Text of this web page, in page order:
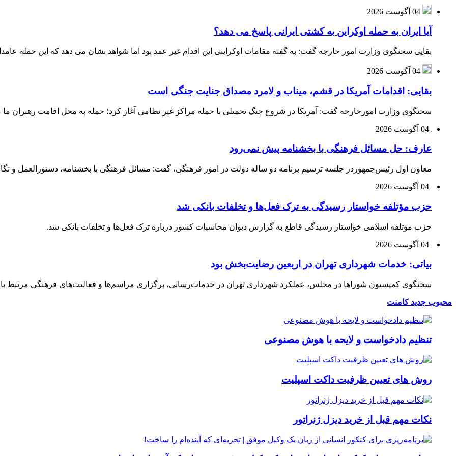
04 آگوست 2026
آیا ایران به حمله اوکراین به کشتی ایرانی پاسخ می دهد؟
بقایی سخنگوی وزارت امور خارجه گفت: به گفته مقامات اوکراینی این اقدام غیر عمد بود اما شواهد نشان می دهد که این حمله
04 آگوست 2026
بقایی: اقدامات آمریکا در قشم، میناب و لامرد مصداق جنایت جنگی است
سخنگوی وزارت امورخارجه گفت: آمریکا در شروع جنگ تحمیلی با حمله مراکز غیر نظامی آغاز کرد؛ حمله به محل اقامت رهبران ما
04 آگوست 2026
عارف: حل مسائل فرهنگی با بخشنامه پیش نمی‌رود
معاون اول رئیس‌جمهوردر جلسه ترسیم برنامه دو ساله دولت در امور فرهنگی، گفت: مسائل فرهنگی با بخشنامه، دستورالعمل و
04 آگوست 2026
حزب مؤتلفه خواستار رسیدگی به ترک فعل‌ها و تخلفات بانکی شد
حزب مؤتلفه اسلامی خواستار رسیدگی قاطع به گزارش دیوان محاسبات کشور درباره ترک فعل‌ها و تخلفات بانکی شد.
04 آگوست 2026
بیاتی: خدمات شهرداری تهران در اربعین رضایت‌بخش بود
سخنگوی کمیسیون شوراها در مجلس، عملکرد شهرداری تهران در خدمات‌رسانی، برگزاری مراسم‌ها و فعالیت‌های فرهنگی مرتبط با
محبوب جدیدکامنت
تنظیم دادخواست و لایحه با هوش مصنوعی
روش های تعیین ظرفیت داکت اسپلیت
نکات مهم قبل از خرید دیزل ژنراتور